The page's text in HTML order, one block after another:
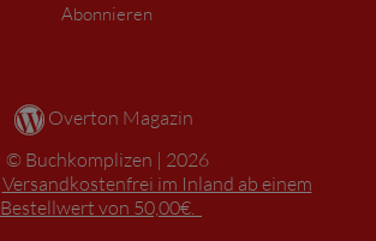
Abonnieren
Overton Magazin
Buchkomplizen
2026
Versandkostenfrei im Inland ab einem
Bestellwert von 50,00€.